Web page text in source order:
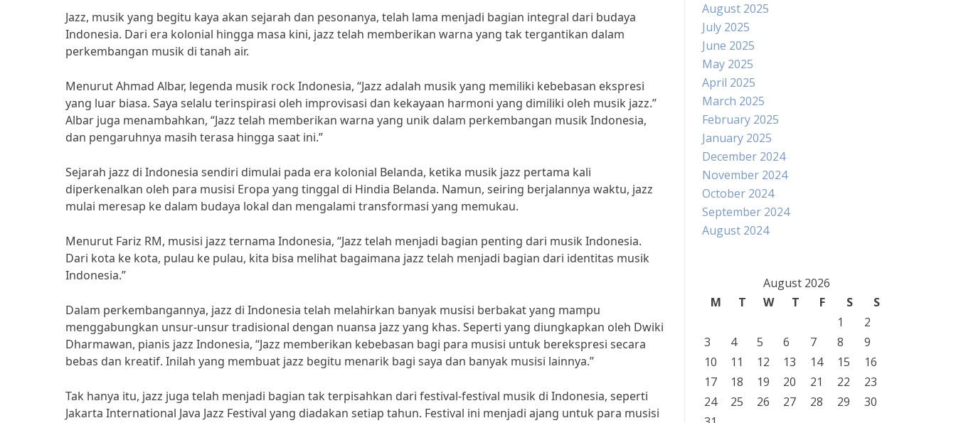
Jazz, musik yang begitu kaya akan sejarah dan pesonanya, telah lama menjadi bagian integral dari budaya
Indonesia. Dari era kolonial hingga masa kini, jazz telah memberikan warna yang tak tergantikan dalam
perkembangan musik di tanah air.
Menurut Ahmad Albar, legenda musik rock Indonesia, “Jazz adalah musik yang memiliki kebebasan ekspresi
yang luar biasa. Saya selalu terinspirasi oleh improvisasi dan kekayaan harmoni yang dimiliki oleh musik jazz.”
Albar juga menambahkan, “Jazz telah memberikan warna yang unik dalam perkembangan musik Indonesia,
dan pengaruhnya masih terasa hingga saat ini.”
Sejarah jazz di Indonesia sendiri dimulai pada era kolonial Belanda, ketika musik jazz pertama kali
diperkenalkan oleh para musisi Eropa yang tinggal di Hindia Belanda. Namun, seiring berjalannya waktu, jazz
mulai meresap ke dalam budaya lokal dan mengalami transformasi yang memukau.
Menurut Fariz RM, musisi jazz ternama Indonesia, “Jazz telah menjadi bagian penting dari musik Indonesia.
Dari kota ke kota, pulau ke pulau, kita bisa melihat bagaimana jazz telah menjadi bagian dari identitas musik
Indonesia.”
Dalam perkembangannya, jazz di Indonesia telah melahirkan banyak musisi berbakat yang mampu
menggabungkan unsur-unsur tradisional dengan nuansa jazz yang khas. Seperti yang diungkapkan oleh Dwiki
Dharmawan, pianis jazz Indonesia, “Jazz memberikan kebebasan bagi para musisi untuk berekspresi secara
bebas dan kreatif. Inilah yang membuat jazz begitu menarik bagi saya dan banyak musisi lainnya.”
Tak hanya itu, jazz juga telah menjadi bagian tak terpisahkan dari festival-festival musik di Indonesia, seperti
Jakarta International Java Jazz Festival yang diadakan setiap tahun. Festival ini menjadi ajang untuk para musisi
August 2025
July 2025
June 2025
May 2025
April 2025
March 2025
February 2025
January 2025
December 2024
November 2024
October 2024
September 2024
August 2024
August 2026
M
T W T F S
S
1
2
3
4 5 6 7 8
9
10
11 12 13 14 15
16
17
18 19 20 21 22
23
24
25 26 27 28 29
30